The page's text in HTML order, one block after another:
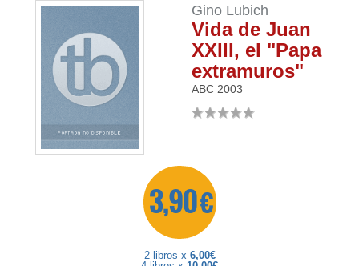
Gino Lubich
Vida de Juan
XXIII, el "Papa
extramuros"
ABC 2003
3,90 €
2 libros x 6,00€